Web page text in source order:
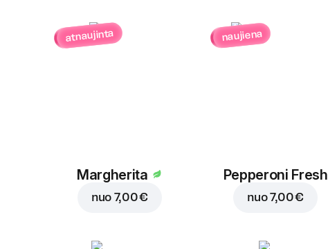
atnaujinta
Margherita
nuo 7,00 €
naujiena
Pepperoni Fresh
nuo7,00 €